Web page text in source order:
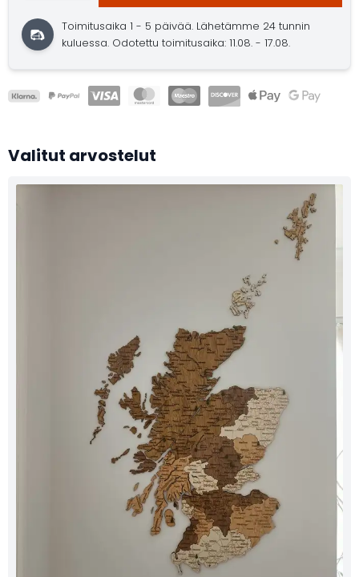
Toimitusaika 1 - 5 päivää. Lähetämme 24 tunnin
kuluessa. Odotettu toimitusaika: 11.08. - 17.08.
Valitut arvostelut